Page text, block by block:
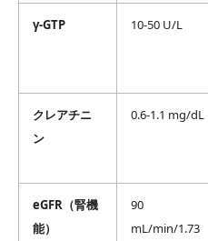
γ-GTP 10-50 U/L
クレアチニ
ン
0.6-1.1 mg/dL
eGFR（腎機
能）
90
mL/min/1.73